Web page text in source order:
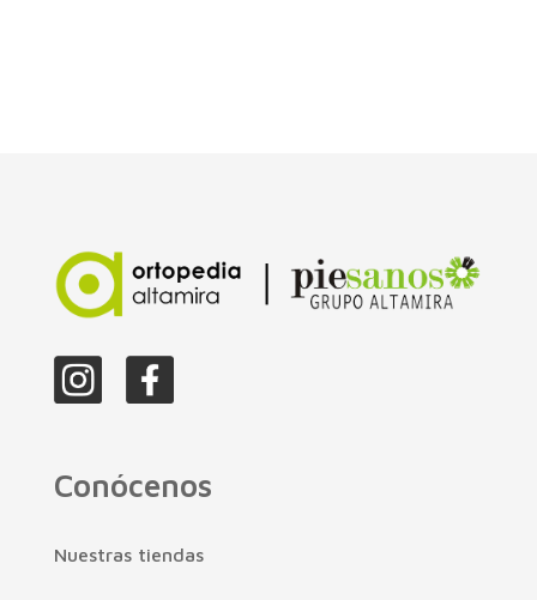
Conócenos
Nuestras tiendas